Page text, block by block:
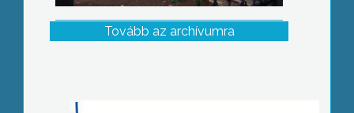
Tovább az archívumra